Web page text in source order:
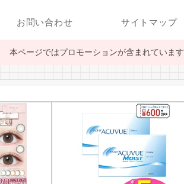
お問い合わせ サイトマップ
本ページではプロモーションが含まれています